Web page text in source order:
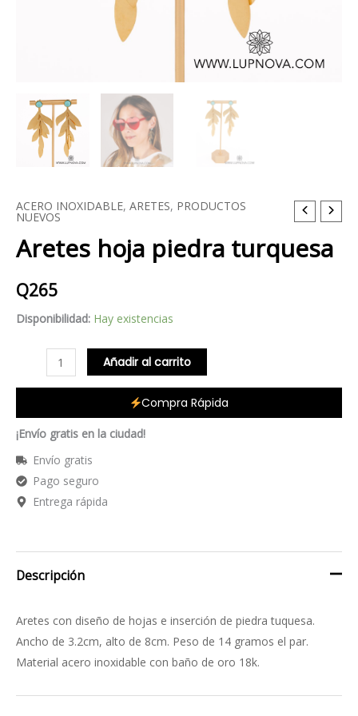
ACERO INOXIDABLE, ARETES, PRODUCTOS
NUEVOS
Aretes hoja piedra turquesa
Q265
Disponibilidad: Hay existencias
Aretes
piedra
cantidad
Añadir al carrito
Compra Rápida
¡Envío gratis en la ciudad!
Envío gratis
Pago seguro
Entrega rápida
Descripción
Aretes con diseño de hojas e inserción de piedra tuquesa.
Ancho de 3.2cm, alto de 8cm. Peso de 14 gramos el par.
Material acero inoxidable con baño de oro 18k.